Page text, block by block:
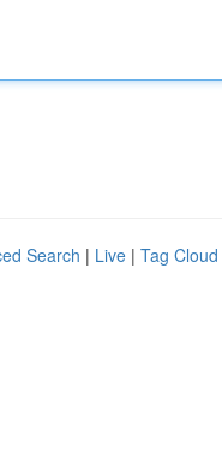
Search | Live | Tag Cloud